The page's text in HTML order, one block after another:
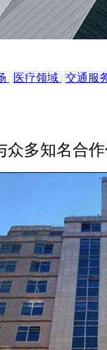
医疗领域 交通服
众多知名合